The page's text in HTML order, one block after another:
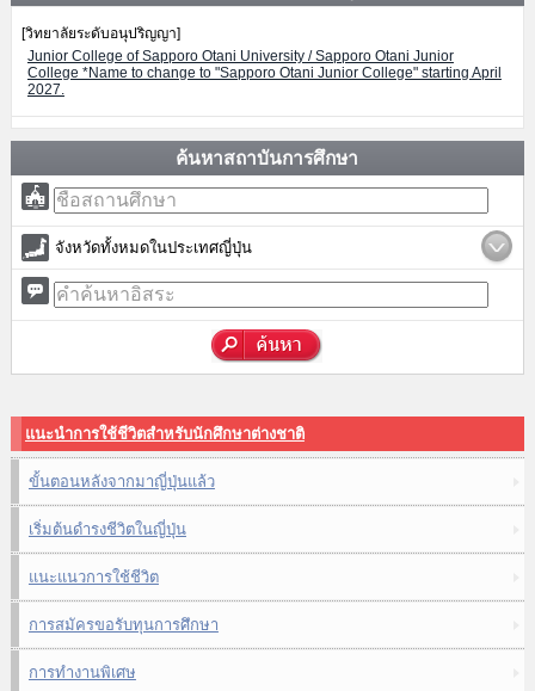
[วิทยาลัยระดับอนุปริญญา]
Junior College of Sapporo Otani University / Sapporo Otani Junior
College *Name to change to "Sapporo Otani Junior College" starting April
2027.
ค้นหาสถาบันการศึกษา
จังหวัดทั้งหมดในประเทศญี่ปุ่น
แนะนำการใช้ชีวิตสำหรับนักศึกษาต่างชาติ
ขั้นตอนหลังจากมาญี่ปุ่นแล้ว
เริ่มต้นดำรงชีวิตในญี่ปุ่น
แนะแนวการใช้ชีวิต
การสมัครขอรับทุนการศึกษา
การทำงานพิเศษ